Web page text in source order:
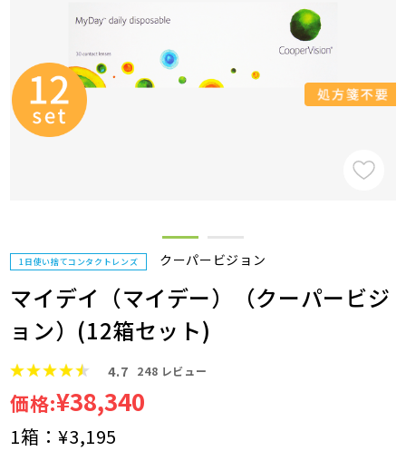
1日使い捨てコンタクトレンズ クーパービジョン
マイデイ（マイデー）（クーパービジ
ョン）(12箱セット)
4.7 248 レビュー
価格:¥38,340
1箱：¥3,195